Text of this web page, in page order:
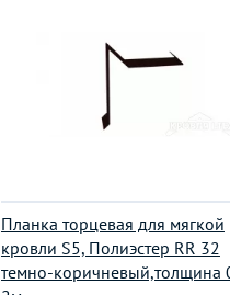
Планка торцевая для мягкой
кровли S5, Полиэстер RR 32
темно-коричневый,толщина